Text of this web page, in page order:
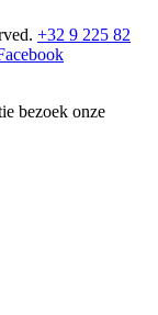
+32 9 225 82
bezoek onze